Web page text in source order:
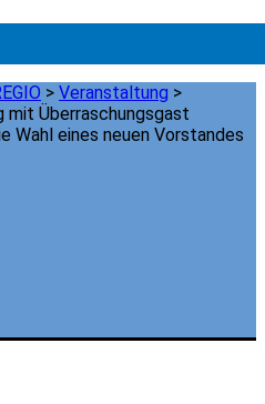
> Veranstaltung >
mit Überraschungsgast
Wahl eines neuen Vorstandes